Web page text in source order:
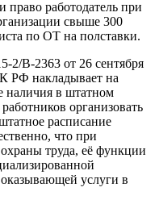
право работодатель при
свыше 300
по ОТ на полставки.
2/В-2363 от 26 сентября
РФ накладывает на
наличия в штатном
организовать
расписание
что при
труда, её функции
услуги в